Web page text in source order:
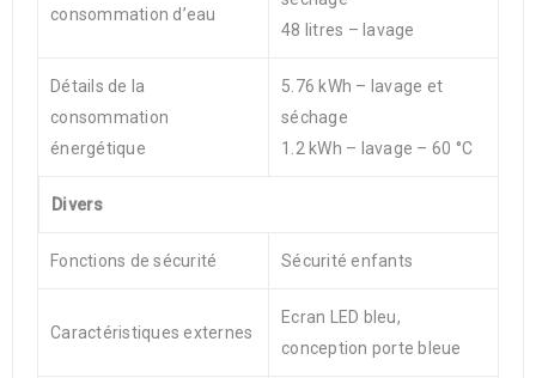
consommation d’eau
48 litres – lavage
Détails de la
consommation
énergétique
5.76 kWh – lavage et
séchage
1.2 kWh – lavage – 60 °C
Divers
Fonctions de sécurité Sécurité enfants
Caractéristiques externes
Ecran LED bleu,
conception porte bleue